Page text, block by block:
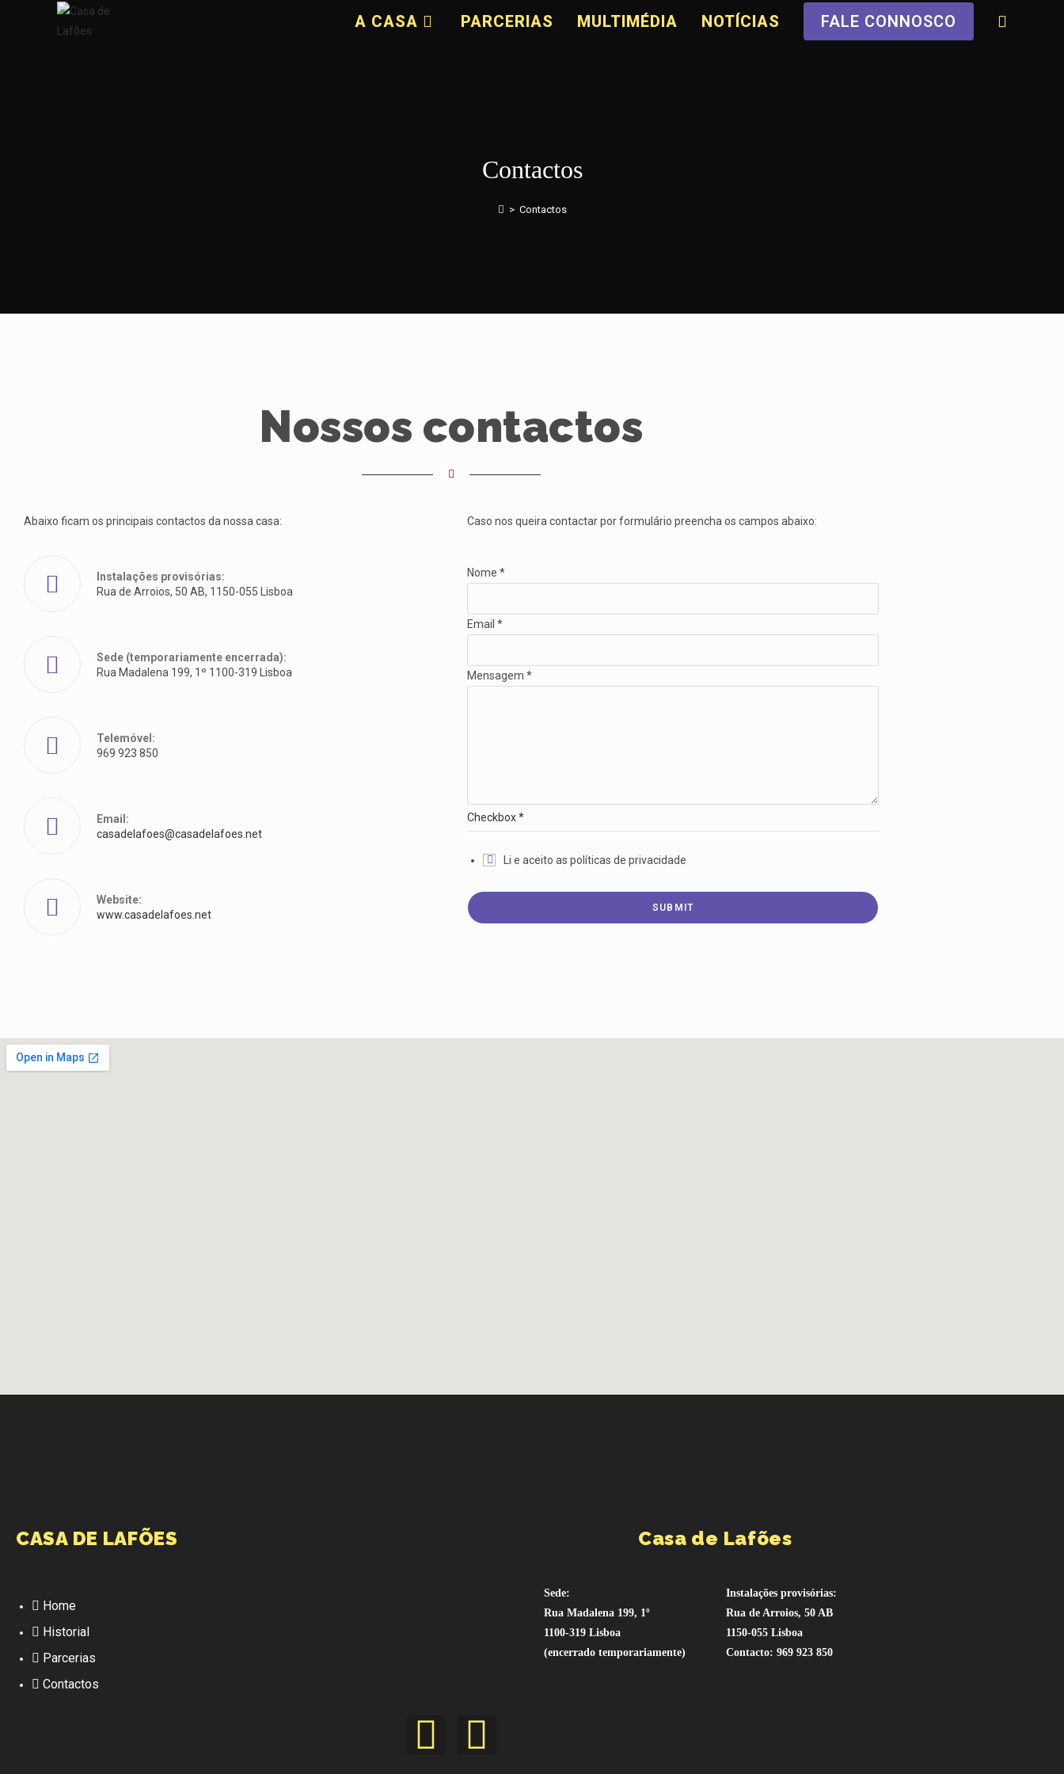
A CASA PARCERIAS MULTIMÉDIA NOTÍCIAS FALE CONNOSCO
Contactos
> Contactos
Nossos contactos
Abaixo ficam os principais contactos da nossa casa:
Instalações provisórias:
Rua de Arroios, 50 AB, 1150-055 Lisboa
Sede (temporariamente encerrada):
Rua Madalena 199, 1º 1100-319 Lisboa
Telemóvel:
969 923 850
Email:
casadelafoes@casadelafoes.net
Website:
www.casadelafoes.net
Caso nos queira contactar por formulário preencha os campos abaixo:
Nome *
Email *
Mensagem *
Checkbox*
Li e aceito as políticas de privacidade
SUBMIT
CASA DE LAFÕES
Home
Historial
Parcerias
Contactos
Casa de Lafões
Sede:
Rua Madalena 199, 1º
1100-319 Lisboa
(encerrado temporariamente)
Instalações provisórias:
Rua de Arroios, 50 AB
1150-055 Lisboa
Contacto: 969 923 850